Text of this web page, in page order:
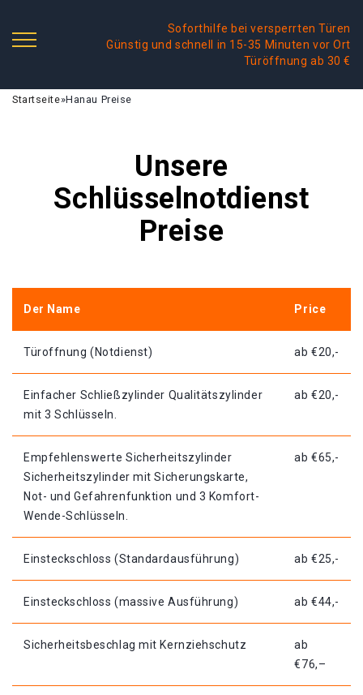
Soforthilfe bei versperrten Türen
Günstig und schnell in 15-35 Minuten vor Ort
Türöffnung ab 30 €
Startseite»Hanau Preise
Unsere
Schlüsselnotdienst
Preise
Der Name Price
Türoffnung (Notdienst) ab €20,-
Einfacher Schließzylinder Qualitätszylinder
mit 3 Schlüsseln.
ab €20,-
Empfehlenswerte Sicherheitszylinder
Sicherheitszylinder mit Sicherungskarte,
Not- und Gefahrenfunktion und 3 Komfort-
Wende-Schlüsseln.
ab €65,-
Einsteckschloss (Standardausführung) ab €25,-
Einsteckschloss (massive Ausführung) ab €44,-
Sicherheitsbeschlag mit Kernziehschutz
ab
€76,–